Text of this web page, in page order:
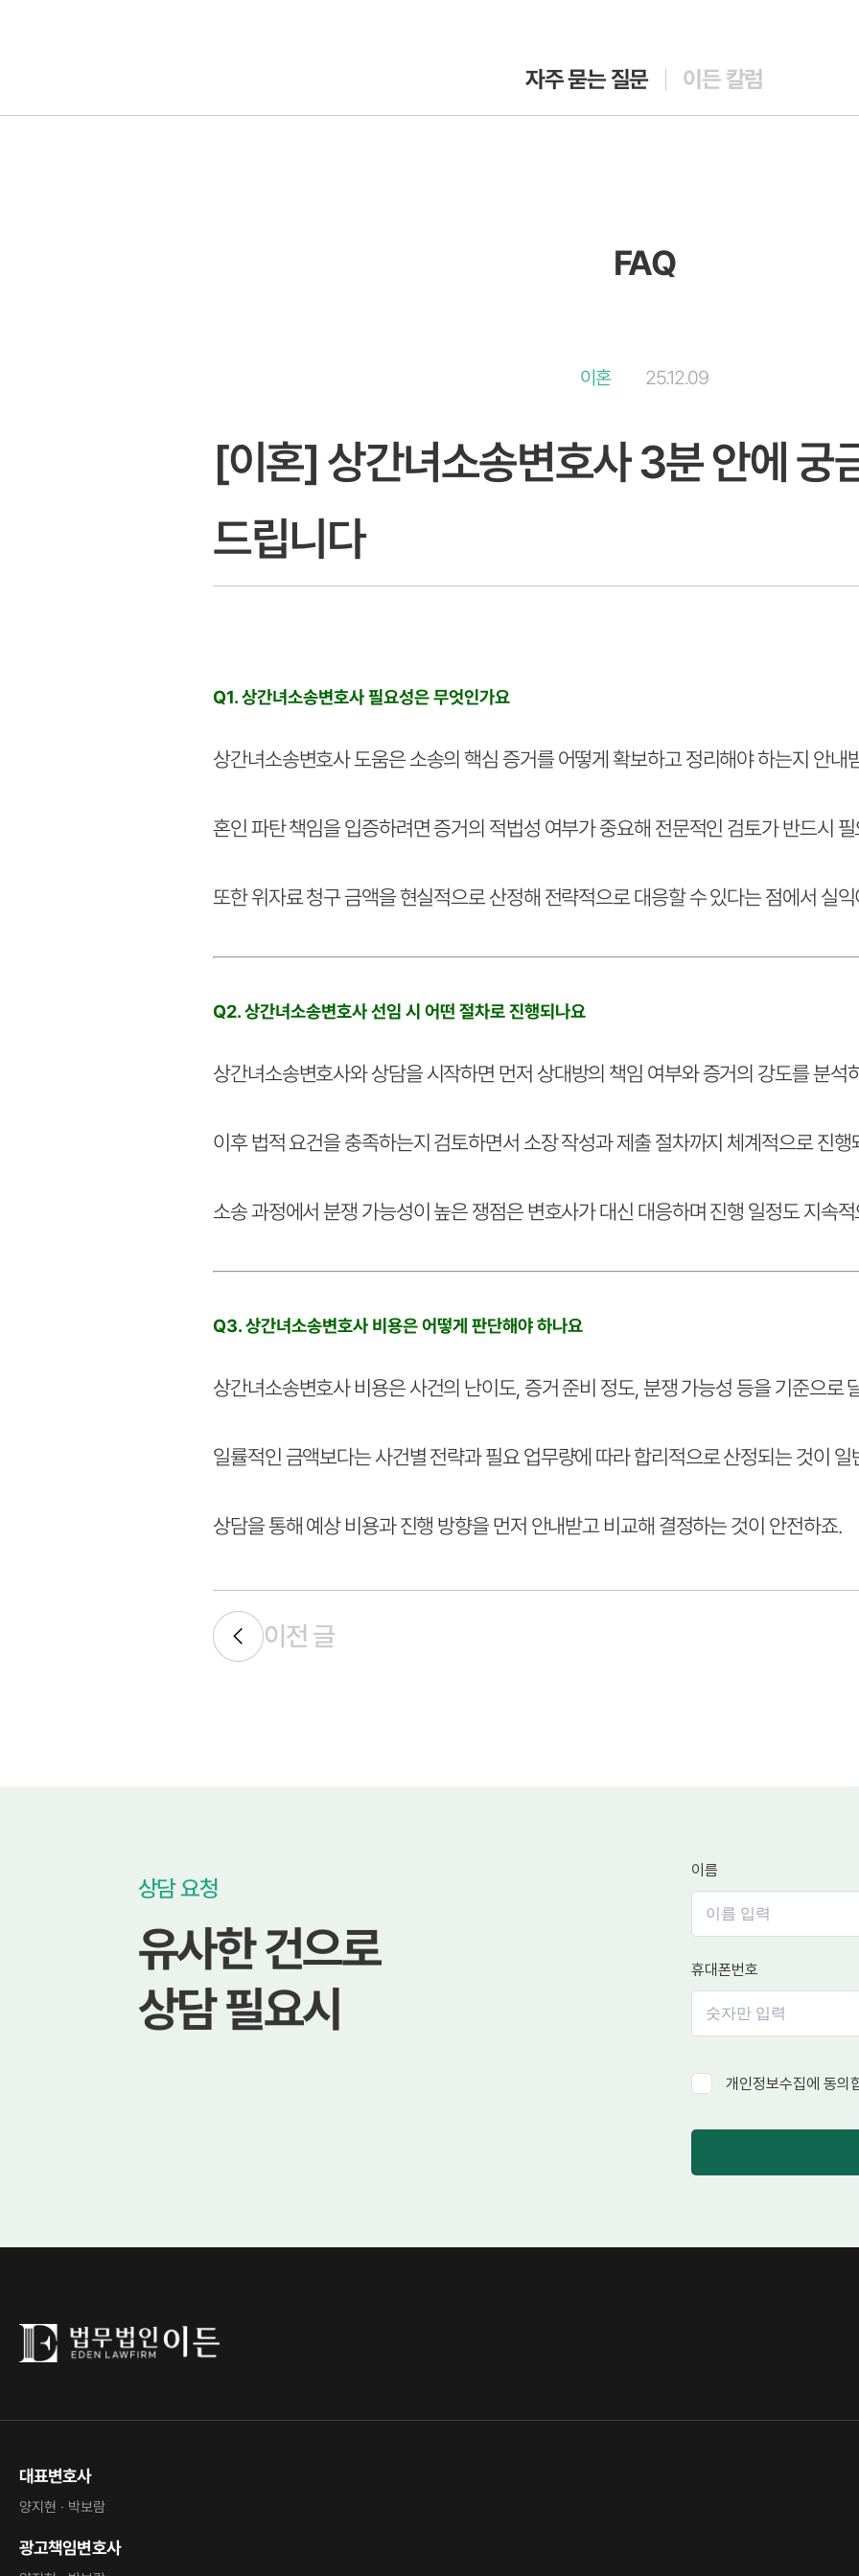
자주 묻는 질문 이든 칼럼
FAQ
이혼 25.12.09
[이혼] 상간녀소송변호사 3분 안에 궁
드립니다
Q1. 상간녀소송변호사 필요성은 무엇인가요
상간녀소송변호사 도움은 소송의 핵심 증거를 어떻게 확보하고 정리해야 하는지 안내
혼인 파탄 책임을 입증하려면 증거의 적법성 여부가 중요해 전문적인 검토가 반드시
또한 위자료 청구 금액을 현실적으로 산정해 전략적으로 대응할 수 있다는 점에서 실
Q2. 상간녀소송변호사 선임 시 어떤 절차로 진행되나요
상간녀소송변호사와 상담을 시작하면 먼저 상대방의 책임 여부와 증거의 강도를 분석
이후 법적 요건을 충족하는지 검토하면서 소장 작성과 제출 절차까지 체계적으로 진행
소송 과정에서 분쟁 가능성이 높은 쟁점은 변호사가 대신 대응하며 진행 일정도 지속
Q3. 상간녀소송변호사 비용은 어떻게 판단해야 하나요
상간녀소송변호사 비용은 사건의 난이도, 증거 준비 정도, 분쟁 가능성 등을 기준으로
일률적인 금액보다는 사건별 전략과 필요 업무량에 따라 합리적으로 산정되는 것이 일
상담을 통해 예상 비용과 진행 방향을 먼저 안내받고 비교해 결정하는 것이 안전하죠.
이전 글
상담 요청
유사한 건으로
상담 필요시
이름
휴대폰번호
개인정보수집에 동의
대표변호사
양지현 · 박보람
광고책임변호사